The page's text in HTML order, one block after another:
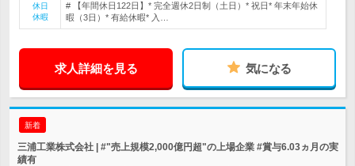
休日
休暇
# 【年間休日122日】* 完全週休2日制（土日）* 祝日* 年末年始休
暇（3日）* 有給休暇* 入…
求人詳細を見る 気になる
新着
三浦工業株式会社 | #"売上規模2,000億円超"の上場企業 #賞与6.03ヵ月の実
績有